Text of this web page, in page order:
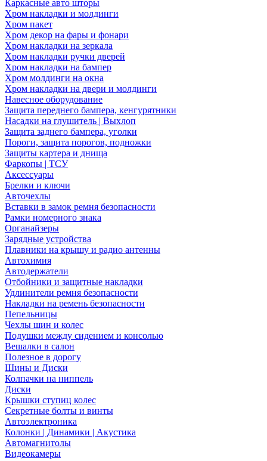
Каркасные авто шторы
Хром накладки и молдинги
Хром пакет
Хром декор на фары и фонари
Хром накладки на зеркала
Хром накладки ручки дверей
Хром накладки на бампер
Хром молдинги на окна
Хром накладки на двери и молдинги
Навесное оборудование
Защита переднего бампера, кенгурятники
Насадки на глушитель | Выхлоп
Защита заднего бампера, уголки
Пороги, защита порогов, подножки
Защиты картера и днища
Фаркопы | ТСУ
Аксессуары
Брелки и ключи
Авточехлы
Вставки в замок ремня безопасности
Рамки номерного знака
Органайзеры
Зарядные устройства
Плавники на крышу и радио антенны
Автохимия
Автодержатели
Отбойники и защитные накладки
Удлинители ремня безопасности
Накладки на ремень безопасности
Пепельницы
Чехлы шин и колес
Подушки между сидением и консолью
Вешалки в салон
Полезное в дорогу
Шины и Диски
Колпачки на ниппель
Диски
Крышки ступиц колес
Секретные болты и винты
Автоэлектроника
Колонки | Динамики | Акустика
Автомагнитолы
Видеокамеры